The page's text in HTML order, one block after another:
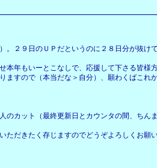
２９日のＵＰだというのに２８日分が抜け
年もいーとこなしで、応援して下さる皆様
すので（本当だな＞自分）、願わくばこれ
カット（最終更新日とカウンタの間、ちん
だきたく存じますのでどうぞよろしくお願い